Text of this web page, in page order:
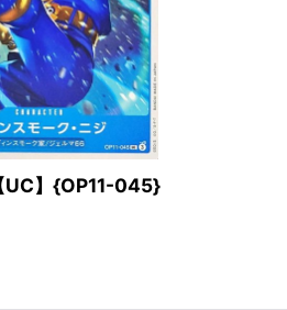
UC】{OP11-045}